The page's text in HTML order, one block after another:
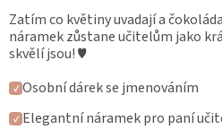
Zatím co květiny uvadají a
náramek zůstane učitelům jako
skvělí jsou! ♥
✓ Osobní dárek se jmenováním
✓ Elegantní náramek pro paní